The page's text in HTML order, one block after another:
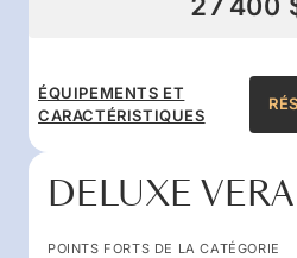
ÉQUIPEMENTS ET
CARACTÉRISTIQUES
DELUXE
POINTS FORTS DE LA CATÉGORIE